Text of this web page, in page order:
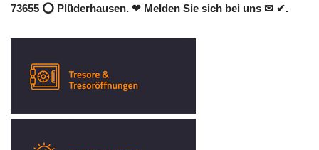
73655 ⭕ Plüderhausen. ❤ Melden Sie sich bei uns ✉ ✔.